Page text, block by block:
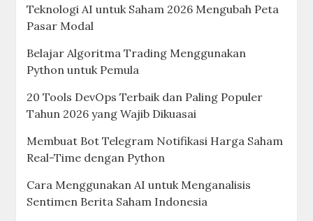
Teknologi AI untuk Saham 2026 Mengubah Peta
Pasar Modal
Belajar Algoritma Trading Menggunakan
Python untuk Pemula
20 Tools DevOps Terbaik dan Paling Populer
Tahun 2026 yang Wajib Dikuasai
Membuat Bot Telegram Notifikasi Harga Saham
Real-Time dengan Python
Cara Menggunakan AI untuk Menganalisis
Sentimen Berita Saham Indonesia